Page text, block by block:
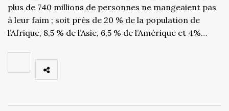
plus de 740 millions de personnes ne mangeaient pas
à leur faim ; soit près de 20 % de la population de
l’Afrique, 8,5 % de l’Asie, 6,5 % de l’Amérique et 4%…